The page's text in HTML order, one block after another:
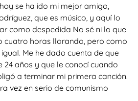
se ha ido mi mejor amigo,
que es músico, y aquí lo
como despedida No sé ni lo que
cuatro horas llorando, pero como
Me he dado cuenta de que
años y que le conocí cuando
a terminar mi primera canción.
vez en serio de comunismo